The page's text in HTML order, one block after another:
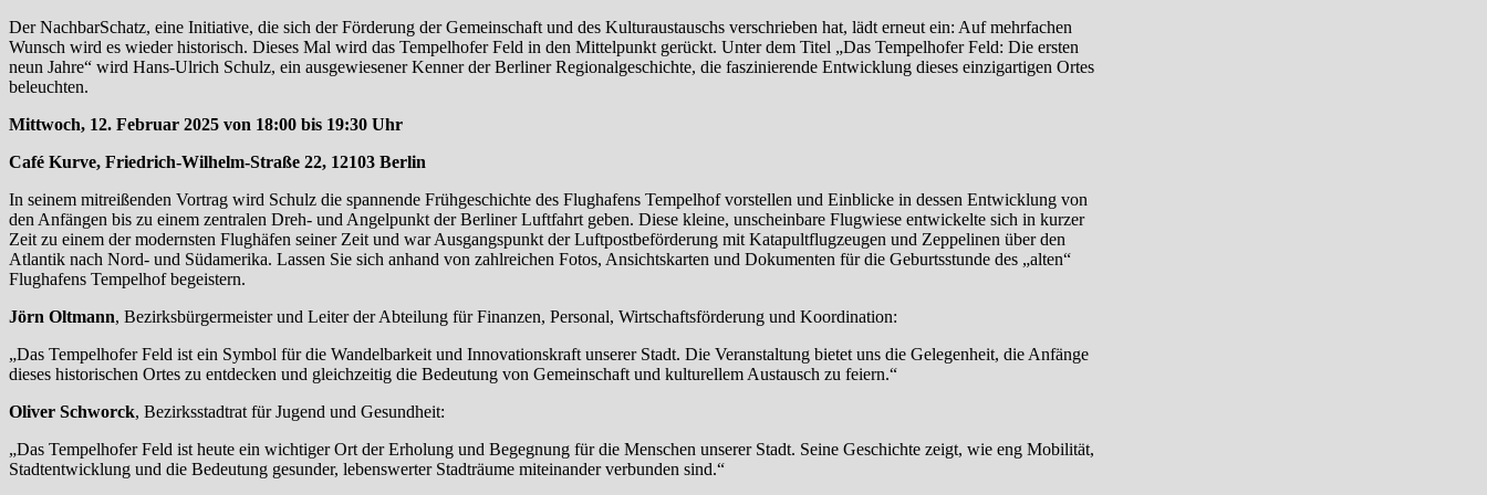
Der NachbarSchatz, eine Initiative, die sich der Förderung der Gemeinschaft und des Kulturaustauschs verschrieben hat, lädt erneut ein: Auf mehrfachen
Wunsch wird es wieder historisch. Dieses Mal wird das Tempelhofer Feld in den Mittelpunkt gerückt. Unter dem Titel „Das Tempelhofer Feld: Die ersten
neun Jahre“ wird Hans-Ulrich Schulz, ein ausgewiesener Kenner der Berliner Regionalgeschichte, die faszinierende Entwicklung dieses einzigartigen Ortes
beleuchten.
Mittwoch, 12. Februar 2025 von 18:00 bis 19:30 Uhr
Café Kurve, Friedrich-Wilhelm-Straße 22, 12103 Berlin
In seinem mitreißenden Vortrag wird Schulz die spannende Frühgeschichte des Flughafens Tempelhof vorstellen und Einblicke in dessen Entwicklung von
den Anfängen bis zu einem zentralen Dreh- und Angelpunkt der Berliner Luftfahrt geben. Diese kleine, unscheinbare Flugwiese entwickelte sich in kurzer
Zeit zu einem der modernsten Flughäfen seiner Zeit und war Ausgangspunkt der Luftpostbeförderung mit Katapultflugzeugen und Zeppelinen über den
Atlantik nach Nord- und Südamerika. Lassen Sie sich anhand von zahlreichen Fotos, Ansichtskarten und Dokumenten für die Geburtsstunde des „alten“
Flughafens Tempelhof begeistern.
Jörn Oltmann, Bezirksbürgermeister und Leiter der Abteilung für Finanzen, Personal, Wirtschaftsförderung und Koordination:
„Das Tempelhofer Feld ist ein Symbol für die Wandelbarkeit und Innovationskraft unserer Stadt. Die Veranstaltung bietet uns die Gelegenheit, die Anfänge
dieses historischen Ortes zu entdecken und gleichzeitig die Bedeutung von Gemeinschaft und kulturellem Austausch zu feiern.“
Oliver Schworck, Bezirksstadtrat für Jugend und Gesundheit:
„Das Tempelhofer Feld ist heute ein wichtiger Ort der Erholung und Begegnung für die Menschen unserer Stadt. Seine Geschichte zeigt, wie eng Mobilität,
Stadtentwicklung und die Bedeutung gesunder, lebenswerter Stadträume miteinander verbunden sind.“